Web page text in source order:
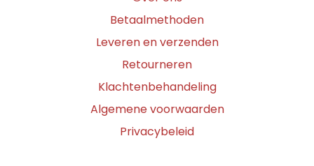
Betaalmethoden
Leveren en verzenden
Retourneren
Klachtenbehandeling
Algemene voorwaarden
Privacybeleid